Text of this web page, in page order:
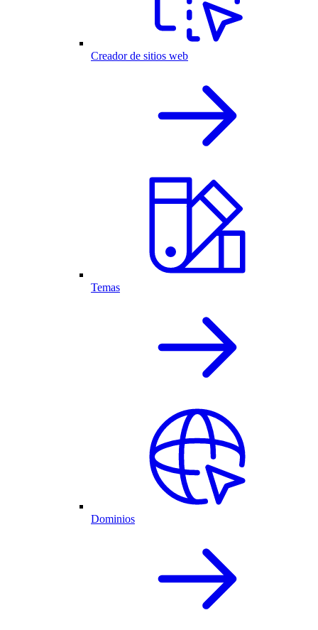
Creador de sitios web
Temas
Dominios